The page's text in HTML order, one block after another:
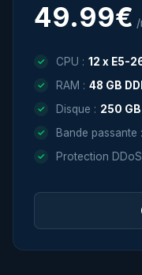
49.99€
CPU : 12 x E5-
RAM : 48 GB
Disque : 250 GB
Bande passante :
Protection